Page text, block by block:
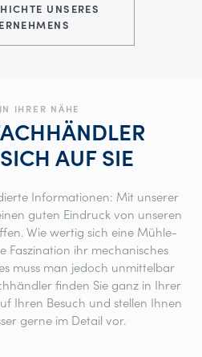
UNSERES
IHRER NÄHE
AUFSIE
Informationen: Mit unserer
guten Eindruck von unseren
Wie wertig sich eine Mühle-
Faszination ihr mechanisches
muss man jedoch unmittelbar
finden Sie ganz in Ihrer
Ihren Besuch und stellen Ihnen
gerne im Detail vor.